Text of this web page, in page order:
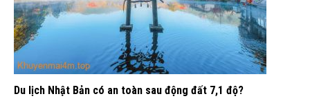
Du lịch Nhật Bản có an toàn sau động đất 7,1 độ?